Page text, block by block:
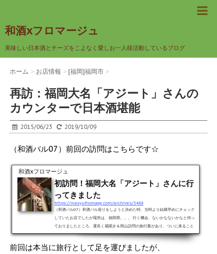
和酒xフロマージュ
美味しい日本酒とチーズをこよなく愛しお一人様活動しているブログ
ホーム > お店情報 > [福岡]福岡市 >
再訪：福岡大名「アジート」さんの
カウンターで日本酒堪能
2015/06/23 2019/10/09
（和酒バル07）前回の訪問はこちらです☆
和酒xフロマージュ
初訪問！福岡大名「アジート」さんに行
ってきました
https://wasyufromage.com/archives/3469
（和酒バル07）和酒バル巡りをしようと決めた時、当時より結構早めにチェック
していたお店でしたが場所は、福岡県。。。 行く機会、ないかなないかなと伺っ
ておりましたところ、運良く蔵開き＆岡山訪問の旅行案があり、ついに来ること
ができたのでした！！ 博多市の天神駅、地下鉄だったら赤坂駅から程近い「アジ
ート」さんです♪お店の公式ホームページはこちらです！福岡大名「アジート」さ
んへの最新訪問記録はこちらです（2015年6月掲載）初回訪問ログ：こだわりの
前回は本当に旅行として足を運びましたが、